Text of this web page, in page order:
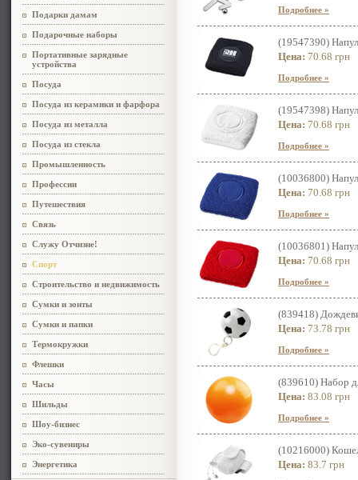
Подарки дамам
Подарочные наборы
Портативные зарядные
устройства
Посуда
Посуда из керамики и фарфора
Посуда из металла
Посуда из стекла
Промышленность
Профессии
Путешествия
Связь
Служу Отчизне!
Спорт
Строительство и недвижимость
Сумки и зонты
Сумки и папки
Термокружки
Флешки
Часы
Шильды
Шоу-бизнес
Эко-сувениры
Энергетика
Подробнее »
(19547390)
Цена: 70.68 грн
Подробнее »
(19547398)
Цена: 70.68 грн
Подробнее »
(10036800)
Цена: 70.68 грн
Подробнее »
(10036801)
Цена: 70.68 грн
Подробнее »
(839418)
Цена: 73.78 грн
Подробнее »
(839610) Набор
Цена: 83.08 грн
Подробнее »
(10216000)
Цена: 83.7 грн